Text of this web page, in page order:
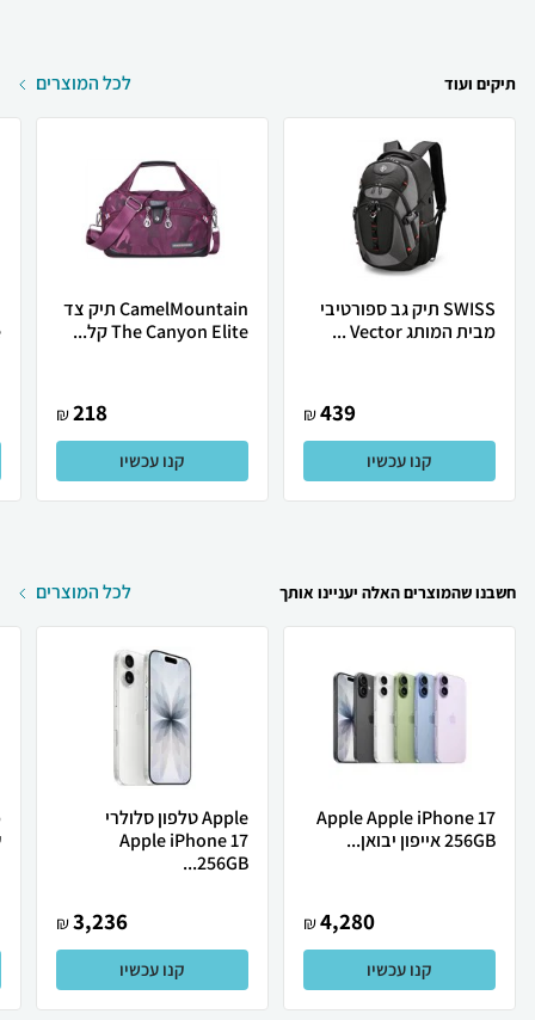
תיקים ועוד לכל המוצרים
SWISS תיק גב ספורטיבי
מבית המותג Vector ...
439
₪
קנו עכשיו
CamelMountain תיק צד
The Canyon Elite קל...
218
₪
קנו עכשיו
חשבנו שהמוצרים האלה יעניינו אותך לכל המוצרים
Apple Apple iPhone 17
256GB אייפון יבואן...
4,280
₪
קנו עכשיו
Apple טלפון סלולרי
Apple iPhone 17
256GB...
3,236
₪
קנו עכשיו